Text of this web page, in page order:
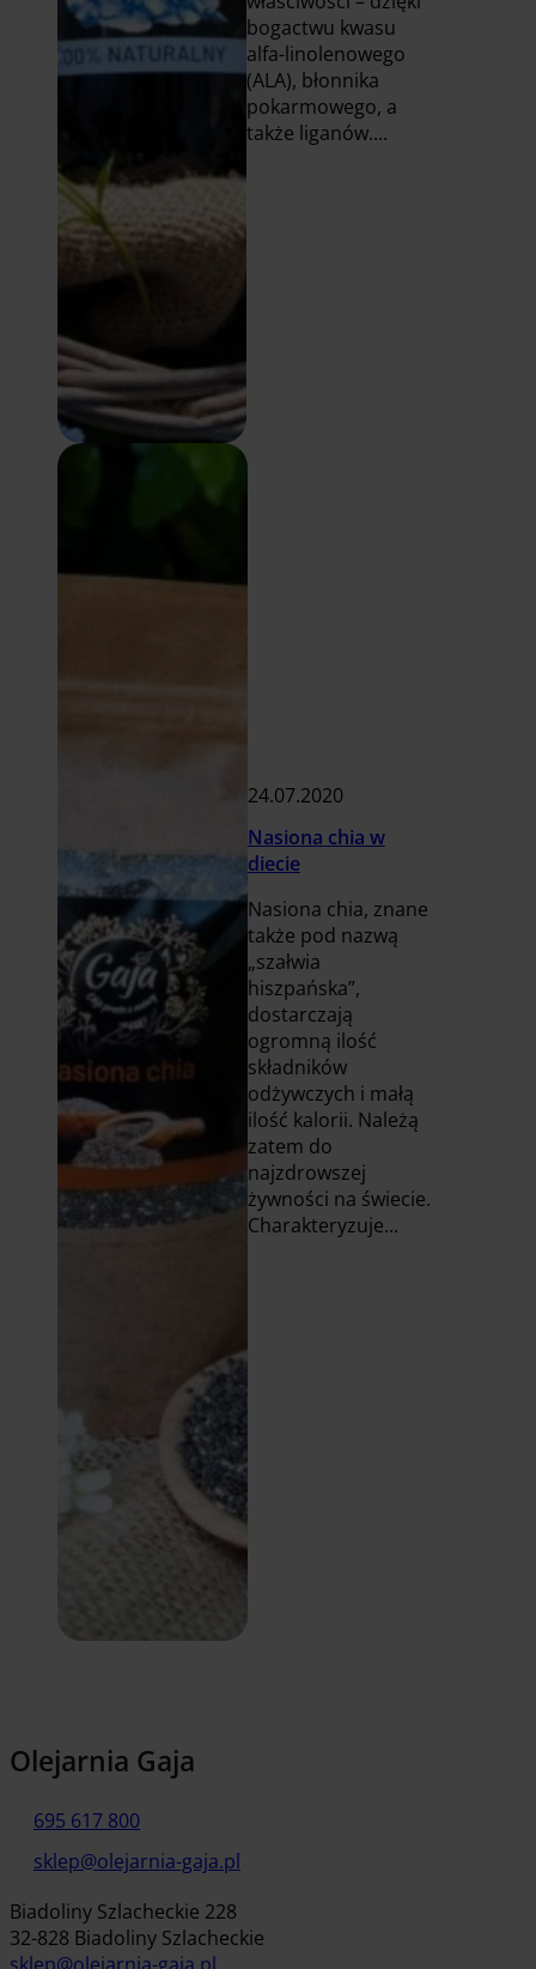
bogactwu kwasu
alfa-linolenowego
(ALA), błonnika
pokarmowego, a
także liganów....
24.07.2020
Nasiona chia w
diecie
Nasiona chia, znane
także pod nazwą
„szałwia
hiszpańska”,
dostarczają
ogromną ilość
składników
odżywczych i małą
ilość kalorii. Należą
zatem do
najzdrowszej
żywności na świecie.
Charakteryzuje...
Olejarnia Gaja
695 617 800
sklep@olejarnia-gaja.pl
Biadoliny Szlacheckie 228
32-828 Biadoliny Szlacheckie